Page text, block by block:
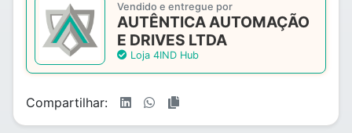
Vendido e entregue por
AUTÊNTICA AUTOMAÇÃO
E DRIVES LTDA
Loja 4IND Hub
Compartilhar: